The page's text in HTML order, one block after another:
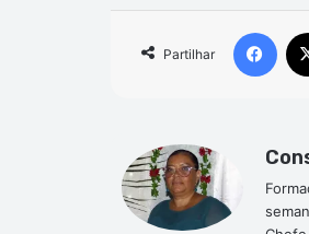
Partilhar